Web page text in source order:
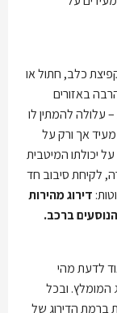
כלב, חתול או
באזורים
עלולה להמתין לו
מעיד אך ורק על
יכולתו המיטבית
לקיחת סיבוב חד
דירוג מהירות
ברכב.
לדעת מהי
המומלץ. ובכל
ברמת הדירוג של